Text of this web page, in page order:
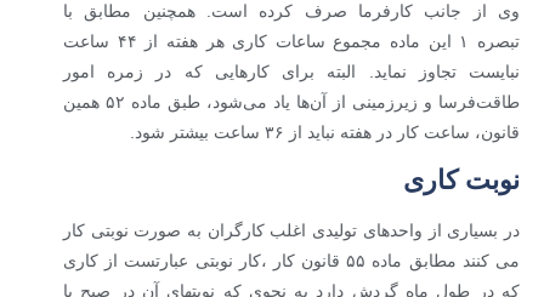
وی از جانب کارفرما صرف کرده است. همچنین مطابق با
تبصره ۱ این ماده مجموع ساعات کاری هر هفته از ۴۴ ساعت
نبایست تجاوز نماید. البته برای کارهایی که در زمره امور
طاقت‌فرسا و زیرزمینی از آن‌ها یاد می‌شود، طبق ماده ۵۲ همین
قانون، ساعت کار در هفته نباید از ۳۶ ساعت بیشتر شود.
نوبت کاری
در بسیاری از واحدهای تولیدی اغلب کارگران به صورت نوبتی کار
می کنند مطابق ماده ۵۵ قانون کار ،کار نوبتی عبارتست از کاری
که در طول ماه گردش دارد به نحوی که نوبتهای آن در صبح یا